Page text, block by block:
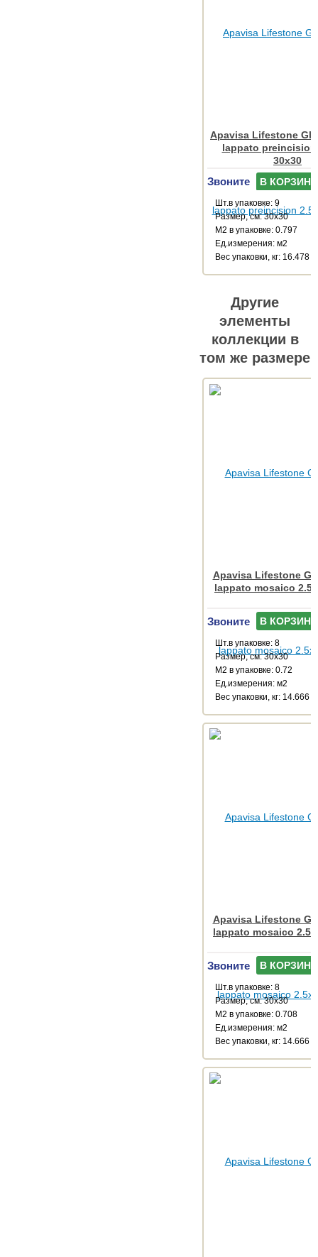
Apavisa Lifestone
lappato preincision
30x30
Звоните В КОРЗИНУ
Шт.в упаковке: 9
Размер, см: 30x30
М2 в упаковке: 0.797
Ед.измерения: м2
Веc упаковки, кг: 16.478
Другие
элементы
коллекции в
том же размере
Apavisa Lifestone
lappato mosaico
Звоните В КОРЗИНУ
Шт.в упаковке: 8
Размер, см: 30x30
М2 в упаковке: 0.72
Ед.измерения: м2
Веc упаковки, кг: 14.666
Apavisa Lifestone
lappato mosaico
Звоните В КОРЗИНУ
Шт.в упаковке: 8
Размер, см: 30x30
М2 в упаковке: 0.708
Ед.измерения: м2
Веc упаковки, кг: 14.666